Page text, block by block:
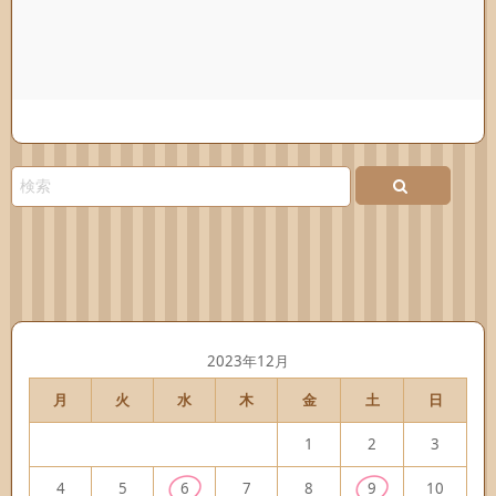
2023年12月
月
火 水 木 金 土 日
1 2 3
4 5 6 7 8 9 10